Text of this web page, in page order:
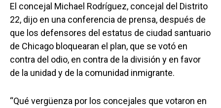
El concejal Michael Rodríguez, concejal del Distrito
22, dijo en una conferencia de prensa, después de
que los defensores del estatus de ciudad santuario
de Chicago bloquearan el plan, que se votó en
contra del odio, en contra de la división y en favor
de la unidad y de la comunidad inmigrante.
“Qué vergüenza por los concejales que votaron en